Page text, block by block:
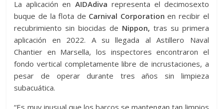
La aplicación en AIDAdiva representa el decimosexto
buque de la flota de Carnival Corporation en recibir el
recubrimiento sin biocidas de Nippon, tras su primera
aplicación en 2022. A su llegada al Astillero Naval
Chantier en Marsella, los inspectores encontraron el
fondo vertical completamente libre de incrustaciones, a
pesar de operar durante tres años sin limpieza
subacuática.
“Es muy inusual que los barcos se mantengan tan limpios